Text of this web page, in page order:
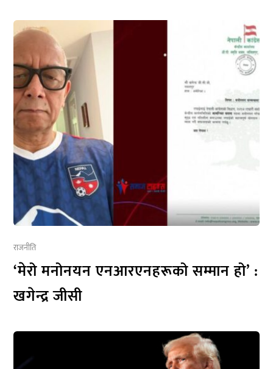
राजनीति
‘मेरो मनोनयन एनआरएनहरूको सम्मान हो’ :
खगेन्द्र जीसी